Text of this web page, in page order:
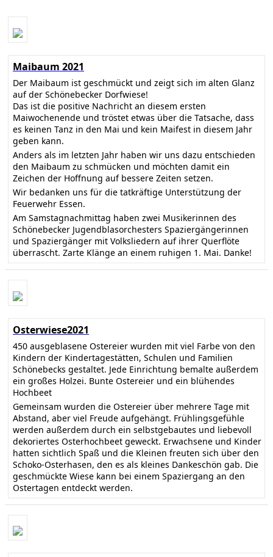
Maibaum 2021
Der Maibaum ist geschmückt und zeigt sich im alten Glanz
auf der Schönebecker Dorfwiese!
Das ist die positive Nachricht an diesem ersten
Maiwochenende und tröstet etwas über die Tatsache, dass
es keinen Tanz in den Mai und kein Maifest in diesem Jahr
geben kann.
Anders als im letzten Jahr haben wir uns dazu entschieden
den Maibaum zu schmücken und möchten damit ein
Zeichen der Hoffnung auf bessere Zeiten setzen.
Wir bedanken uns für die tatkräftige Unterstützung der
Feuerwehr Essen.
Am Samstagnachmittag haben zwei Musikerinnen des
Schönebecker Jugendblasorchesters Spaziergängerinnen
und Spaziergänger mit Volksliedern auf ihrer Querflöte
überrascht. Zarte Klänge an einem ruhigen 1. Mai. Danke!
Osterwiese2021
450 ausgeblasene Ostereier wurden mit viel Farbe von den
Kindern der Kindertagestätten, Schulen und Familien
Schönebecks gestaltet. Jede Einrichtung bemalte außerdem
ein großes Holzei. Bunte Ostereier und ein blühendes
Hochbeet
Gemeinsam wurden die Ostereier über mehrere Tage mit
Abstand, aber viel Freude aufgehängt. Frühlingsgefühle
werden außerdem durch ein selbstgebautes und liebevoll
dekoriertes Osterhochbeet geweckt. Erwachsene und Kinder
hatten sichtlich Spaß und die Kleinen freuten sich über den
Schoko-Osterhasen, den es als kleines Dankeschön gab. Die
geschmückte Wiese kann bei einem Spaziergang an den
Ostertagen entdeckt werden.